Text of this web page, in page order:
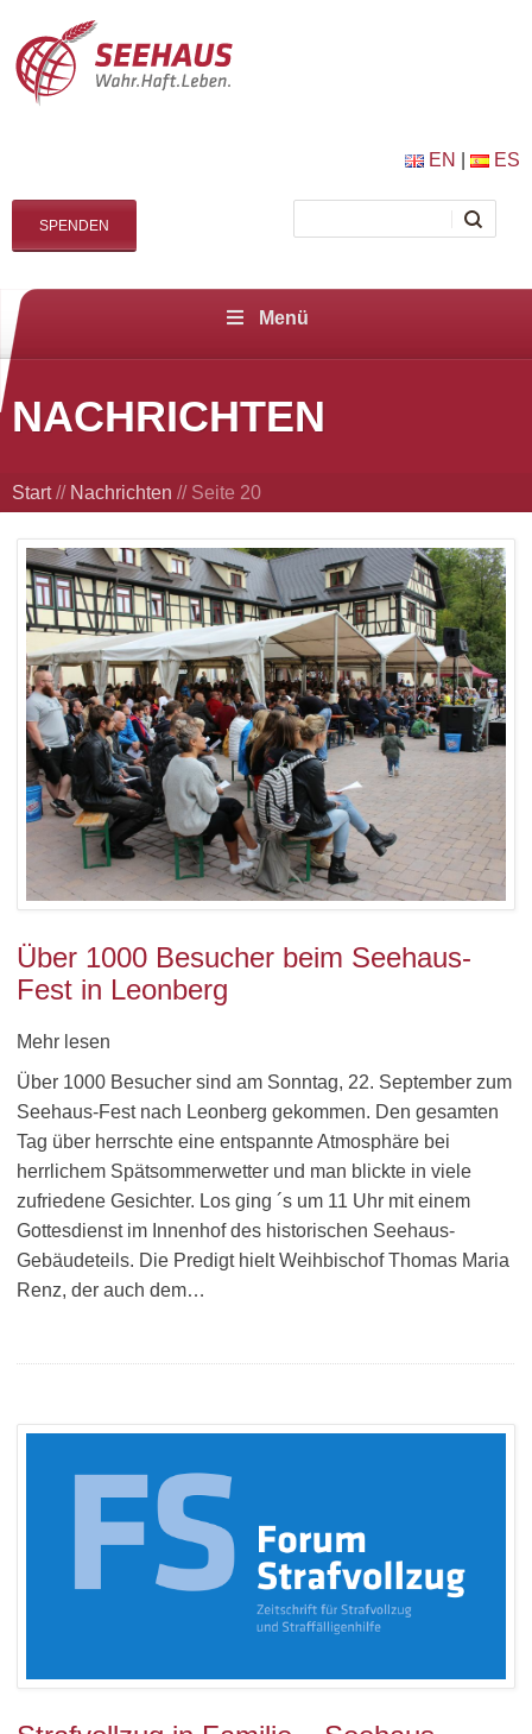
EN ES
SPENDEN
Menü
NACHRICHTEN
Start// Nachrichten // Seite 20
Über 1000 Besucher beim Seehaus-
Fest in Leonberg
Mehr lesen
Über 1000 Besucher sind am Sonntag, 22. September zum
Seehaus-Fest nach Leonberg gekommen. Den gesamten
Tag über herrschte eine entspannte Atmosphäre bei
herrlichem Spätsommerwetter und man blickte in viele
zufriedene Gesichter. Los ging ´s um 11 Uhr mit einem
Gottesdienst im Innenhof des historischen Seehaus-
Gebäudeteils. Die Predigt hielt Weihbischof Thomas Maria
Renz, der auch dem…